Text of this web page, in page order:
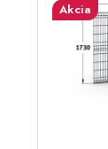
Akcia